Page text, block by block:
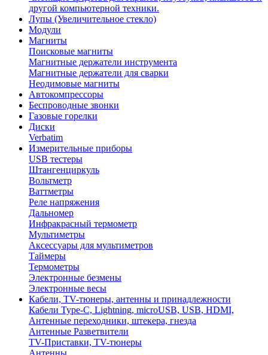
другой компьютерной техники.
Лупы (Увеличительное стекло)
Модули
Магниты
Поисковые магниты
Магнитные держатели инструмента
Магнитные держатели для сварки
Неодимовые магниты
Автокомпрессоры
Беспроводные звонки
Газовые горелки
Диски
Verbatim
Измерительные приборы
USB тестеры
Штангенциркуль
Вольтметр
Ваттметры
Реле напряжения
Дальномер
Инфракрасный термометр
Мультиметры
Аксессуары для мультиметров
Таймеры
Термометры
Электронные безмены
Электронные весы
Кабели, TV-тюнеры, антенны и принадлежности
Кабели Type-C, Lightning, microUSB, USB, HDMI,
Антенные переходники, штекера, гнезда
Антенные Разветвители
TV-Приставки, TV-тюнеры
Антенны